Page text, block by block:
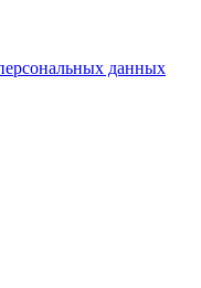
данных